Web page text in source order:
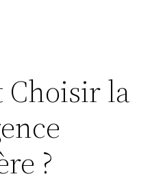
Choisir la
?